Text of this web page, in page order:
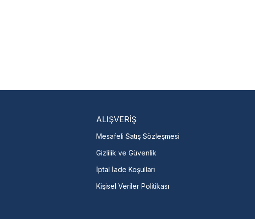
ALIŞVERİŞ
Mesafeli Satış Sözleşmesi
Gizlilik ve Güvenlik
İptal İade Koşullari
Kişisel Veriler Politikası